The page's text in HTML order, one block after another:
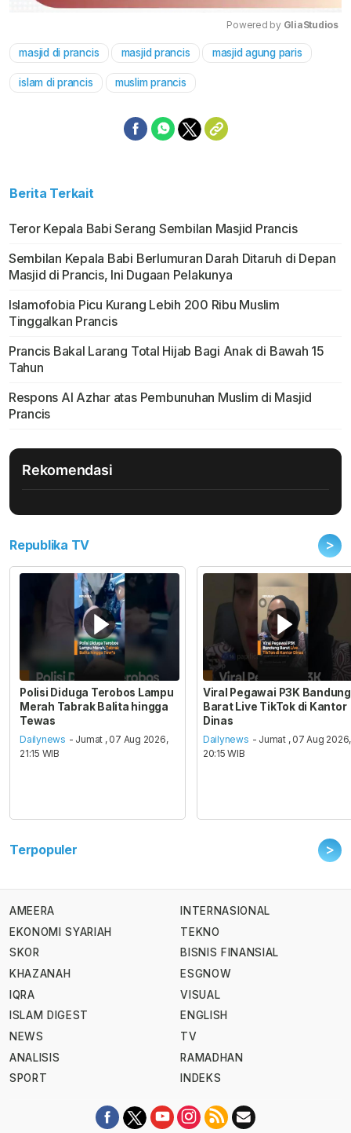
Mute
Powered by GliaStudios
masjid di prancis masjid prancis masjid agung paris
islam di prancis muslim prancis
Berita Terkait
Teror Kepala Babi Serang Sembilan Masjid Prancis
Sembilan Kepala Babi Berlumuran Darah Ditaruh di Depan
Masjid di Prancis, Ini Dugaan Pelakunya
Islamofobia Picu Kurang Lebih 200 Ribu Muslim
Tinggalkan Prancis
Prancis Bakal Larang Total Hijab Bagi Anak di Bawah 15
Tahun
Respons Al Azhar atas Pembunuhan Muslim di Masjid
Prancis
Rekomendasi
Republika TV >
Polisi Diduga Terobos Lampu
Merah Tabrak Balita hingga
Tewas
Dailynews - Jumat , 07 Aug 2026,
21:15 WIB
Viral Pegawai P3K Bandung
Barat Live TikTok di Kantor
Dinas
Dailynews - Jumat , 07 Aug 2026,
20:15 WIB
Terpopuler >
AMEERA
EKONOMI SYARIAH
SKOR
KHAZANAH
IQRA
ISLAM DIGEST
NEWS
ANALISIS
SPORT
INTERNASIONAL
TEKNO
BISNIS FINANSIAL
ESGNOW
VISUAL
ENGLISH
TV
RAMADHAN
INDEKS